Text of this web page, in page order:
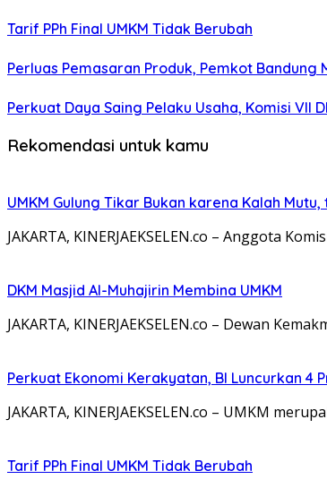
Tarif PPh Final UMKM Tidak Berubah
Perluas Pemasaran Produk, Pemkot Bandung
Perkuat Daya Saing Pelaku Usaha, Komisi VII
Rekomendasi untuk kamu
UMKM Gulung Tikar Bukan karena Kalah
JAKARTA, KINERJAEKSELEN.co – Anggota
DKM Masjid Al-Muhajirin Membina UMKM
JAKARTA, KINERJAEKSELEN.co – Dewan
Perkuat Ekonomi Kerakyatan, BI Luncurkan 4
JAKARTA, KINERJAEKSELEN.co – UMKM
Tarif PPh Final UMKM Tidak Berubah